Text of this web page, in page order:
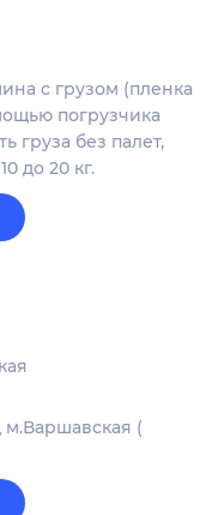
с грузом (пленка
погрузчика
груза без палет,
до 20 кг.
м.Варшавская (